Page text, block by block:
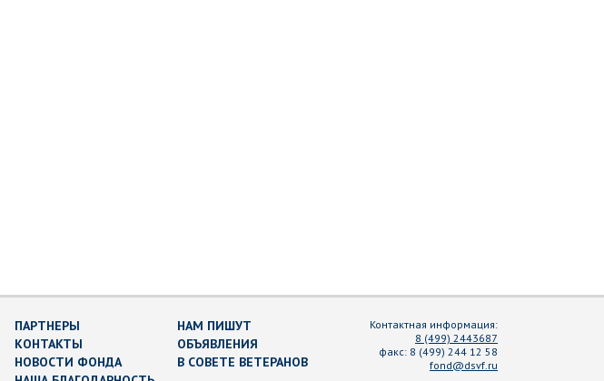
ПАРТНЕРЫ
КОНТАКТЫ
НОВОСТИ ФОНДА
НАМ ПИШУТ
ОБЪЯВЛЕНИЯ
В СОВЕТЕ ВЕТЕРАНОВ
Контактная информация:
8 (499) 2443687
факс: 8 (499) 244 12 58
fond@dsvf.ru